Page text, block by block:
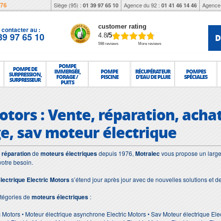
Siège (95) : 01 39 97 65 10 Agence du 92 : 01 41 46 14 46
contacter au :
97 65 10
customer rating
4.8/5
598 reviews More reviews
POMPE DE
SURPRESSION,
SURPRESSEUR
POMPE
IMMERGÉE,
FORAGE /
PUITS
POMPE
PISCINE
RÉCUPÉRATEUR
D'EAU DE PLUIE
POMPES
SPÉCIALES
: Vente, réparation,
sav moteur électrique
réparationdemoteurs électriquesdepuis 1976, Motralecvous propose un
besoin.
Electric Motorss’étend jour après jour avec de nouvelles solutions et
demoteurs électriques :
• Moteur électrique asynchrone Electric Motors • Sav Moteur électrique